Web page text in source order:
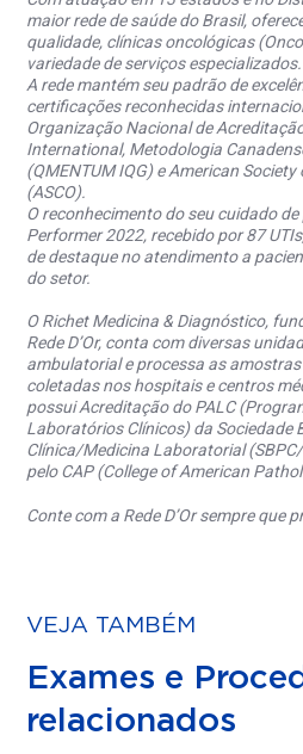
maior rede de saúde do Brasil,
qualidade, clínicas oncológicas
variedade de serviços especializados.
A rede mantém seu padrão de
certificações reconhecidas
Organização Nacional de
International, Metodologia
(QMENTUM IQG) e American
(ASCO).
O reconhecimento do seu cuidado
Performer 2022, recebido por 87
de destaque no atendimento a
do setor.
O Richet Medicina & Diagnóstico,
Rede D’Or, conta com diversas
ambulatorial e processa as
coletadas nos hospitais e centros
possui Acreditação do PALC
Laboratórios Clínicos) da Sociedade
Clínica/Medicina Laboratorial
pelo CAP (College of American
Conte com a Rede D’Or sempre que
VEJA TAMBÉM
Exames e
relacionados